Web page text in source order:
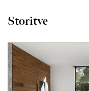
Storitve